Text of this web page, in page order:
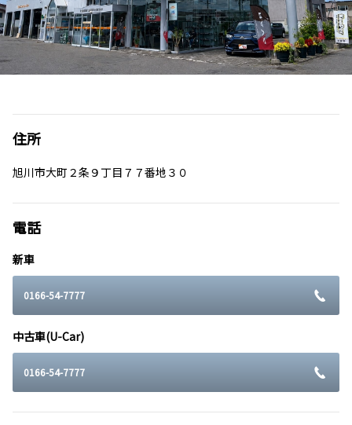
住所
旭川市大町２条９丁目７７番地３０
電話
新車
0166-54-7777
中古車(U-Car)
0166-54-7777